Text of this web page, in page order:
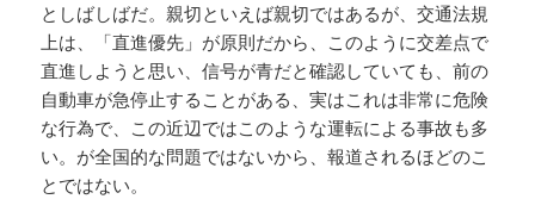
としばしばだ。親切といえば親切ではあるが、交通法規
上は、「直進優先」が原則だから、このように交差点で
直進しようと思い、信号が青だと確認していても、前の
自動車が急停止することがある、実はこれは非常に危険
な行為で、この近辺ではこのような運転による事故も多
い。が全国的な問題ではないから、報道されるほどのこ
とではない。